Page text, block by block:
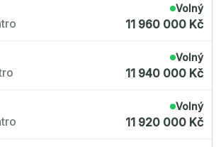
Volný
11 960 000 Kč
Volný
11 940 000 Kč
Volný
11 920 000 Kč